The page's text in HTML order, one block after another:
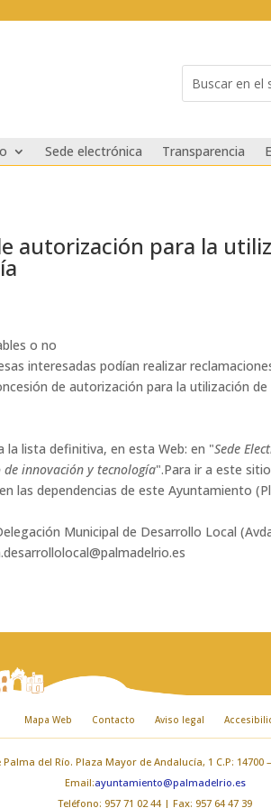
for...
Sede electrónica Transparencia
autorización para la
o no
interesadas podían realizar
de autorización para la utilización
la lista definitiva, en esta Web: en "Sede
de innovación y tecnología".Para ir a este
las dependencias de este Ayuntamiento
Municipal de Desarrollo Local
Mapa Web Contacto Aviso legal
del Río. Plaza Mayor de Andalucía, 1 C.P: 14700
Email:ayuntamiento@palmadelrio.es
Teléfono: 957 71 02 44 | Fax: 957 64 47 39